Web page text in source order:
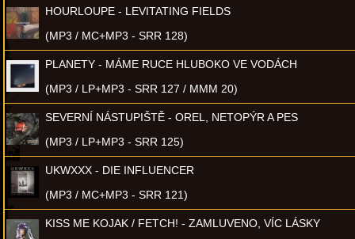
HOURLOUPE - LEVITATING FIELDS
(MP3 / MC+MP3 - SRR 128)
PLANETY - MÁME RUCE HLUBOKO VE VODÁCH
(MP3 / LP+MP3 - SRR 127 / MMM 20)
SEVERNÍ NÁSTUPIŠTĚ - OREL, NETOPÝR A PES
(MP3 / LP+MP3 - SRR 125)
UKWXXX - DIE INFLUENCER
(MP3 / MC+MP3 - SRR 121)
KISS ME KOJAK / FETCH! - ZAMLUVENO, VÍC LÁSKY